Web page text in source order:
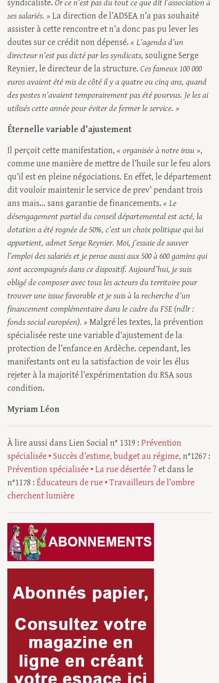
syndicaliste. Or ce n’est pas du tout ce que dit l’association à
ses salariés. » La direction de l’ADSEA n’a pas souhaité
assister à cette rencontre et n’a donc pas pu lever les
doutes sur ce crédit non dépensé. « L’agenda d’un
directeur n’est pas dicté par les syndicats, souligne Serge
Reynier, le directeur de la structure. Ces fameux 100 000
euros avaient été mis de côté il y a quatre ou cinq ans, quand
des postes n’avaient temporairement pas été pourvus. Je les ai
utilisés cette année pour éviter de fermer le service. »
Éternelle variable d’ajustement
Il perçoit cette manifestation, « organisée à notre insu »,
comme une manière de mettre de l’huile sur le feu alors
qu’il est en pleine négociations. En effet, le département
dit vouloir maintenir le service de prev’ pendant trois
ans mais... sans garantie de financements. « Le
désengagement partiel du conseil départemental est acté, la
dotation a été rognée de 50%, c’est un choix politique qui lui
appartient, admet Serge Reynier. Moi, j’essaie de sauver
l’emploi des salariés et je pense aussi aux 500 à 600 gamins qui
sont accompagnés dans ce dispositif. Aujourd’hui, je suis
obligé de composer avec tous les acteurs du territoire pour
trouver une issue favorable et je suis à la recherche d’un
financement complémentaire dans le cadre du FSE (ndlr :
fonds social européen). » Malgré les textes, la prévention
spécialisée reste une variable d’ajustement de la
protection de l’enfance en Ardèche. cependant, les
manifestants ont eu la satisfaction de voir les élus
rejeter à la majorité l’expérimentation du RSA sous
condition.
Myriam Léon
À lire aussi dans Lien Social n° 1319 : Prévention
spécialisée • Succès d’estime, budget au régime, n°1267 :
Prévention spécialisée • La rue désertée ? et dans le
n°1178 : Éducateurs de rue • Travailleurs de l’ombre
cherchent lumière